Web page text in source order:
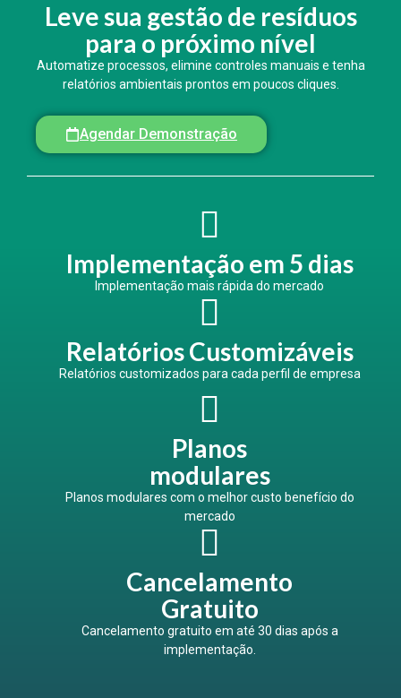
Leve sua gestão de resíduos
para o próximo nível
Automatize processos, elimine controles manuais e tenha
relatórios ambientais prontos em poucos cliques.
Agendar Demonstração
Implementação em 5 dias
Implementação mais rápida do mercado
Relatórios Customizáveis
Relatórios customizados para cada perfil de empresa
Planos
modulares
Planos modulares com o melhor custo benefício do
mercado
Cancelamento
Gratuito
Cancelamento gratuito em até 30 dias após a
implementação.